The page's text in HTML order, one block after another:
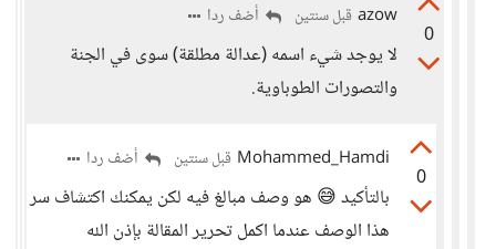
0
azow قبل سنتين أضف ردا
لا يوجد شيء اسمه (عدالة مطلقة) سوى في الجنة
والتصورات الطوباوية.
0
Mohammed_Hamdi قبل سنتين أضف ردا
بالتأكيد 😅 هو وصف مبالغ فيه لكن يمكنك اكتشاف سر
هذا الوصف عندما اكمل تحرير المقالة بإذن الله